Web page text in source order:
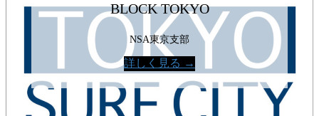
BLOCK TOKYO
NSA東京支部
詳しく見る →